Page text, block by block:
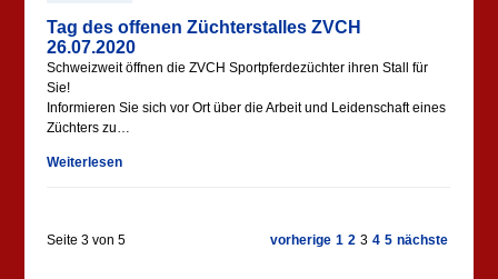
Tag des offenen Züchterstalles ZVCH
26.07.2020
Schweizweit öffnen die ZVCH Sportpferdezüchter ihren Stall für
Sie!
Informieren Sie sich vor Ort über die Arbeit und Leidenschaft eines
Züchters zu…
Weiterlesen
Seite 3 von 5 vorherige 1 2 3 4 5 nächste